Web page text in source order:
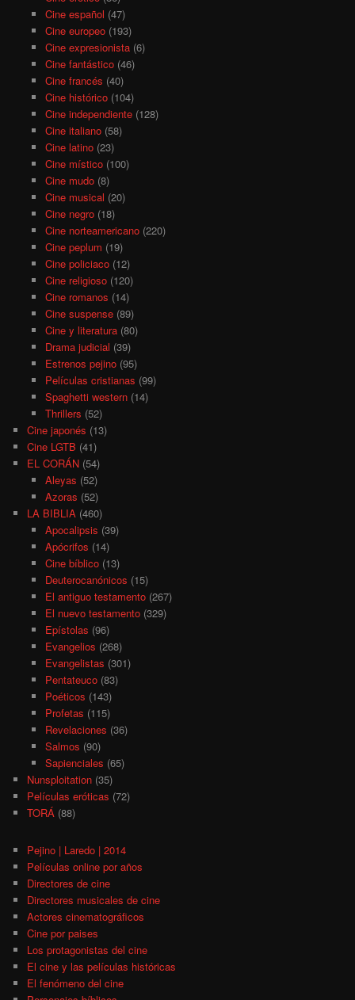
Cine español (47)
Cine europeo(193)
Cine expresionista(6)
Cine fantástico(46)
Cine francés (40)
Cine histórico(104)
Cine independiente(128)
Cine italiano(58)
Cine latino(23)
Cine místico(100)
Cine mudo(8)
Cine musical (20)
Cine negro(18)
Cine norteamericano(220)
Cine peplum (19)
Cine policiaco(12)
Cine religioso(120)
Cine romanos (14)
Cine suspense(89)
Cine y literatura(80)
Drama judicial (39)
Estrenos pejino(95)
Películas cristianas (99)
Spaghetti western(14)
Thrillers (52)
Cine japonés (13)
Cine LGTB (41)
EL CORÁN (54)
Aleyas (52)
Azoras (52)
LA BIBLIA (460)
Apocalipsis (39)
Apócrifos (14)
Cine bíblico(13)
Deuterocanónicos (15)
El antiguo testamento(267)
El nuevo testamento(329)
Epístolas (96)
Evangelios (268)
Evangelistas (301)
Pentateuco(83)
Poéticos (143)
Profetas (115)
Revelaciones (36)
Salmos (90)
Sapienciales (65)
Nunsploitation (35)
Películas eróticas (72)
TORÁ (88)
Pejino | Laredo | 2014
Películas online por años
Directores de cine
Directores musicales de cine
Actores cinematográficos
Cine por paises
Los protagonistas del cine
El cine y las películas históricas
El fenómeno del cine